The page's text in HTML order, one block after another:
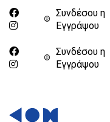
Συνδέσου η
Eγγράψου
Συνδέσου η
Eγγράψου